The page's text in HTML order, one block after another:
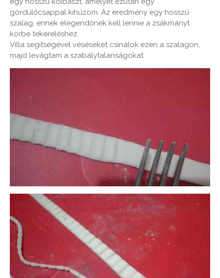
gördülőcsappal kihúzom. Az eredmény egy hosszú
szalag, ennek elegendőnek kell lennie a zsákmányt
körbe tekereléshez.
Villa segítségével véséseket csinálok ezen a szalagon,
majd levágtam a szabálytalanságokat.